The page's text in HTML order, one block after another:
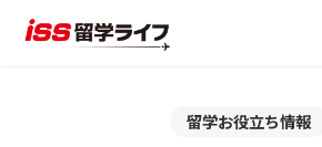
留学お役立ち情報